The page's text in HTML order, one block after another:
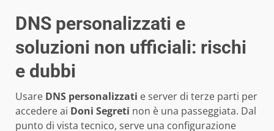
DNS personalizzati e
soluzioni non ufficiali: rischi
e dubbi
Usare DNS personalizzati e server di terze parti per
accedere ai Doni Segreti non è una passeggiata. Dal
punto di vista tecnico, serve una configurazione